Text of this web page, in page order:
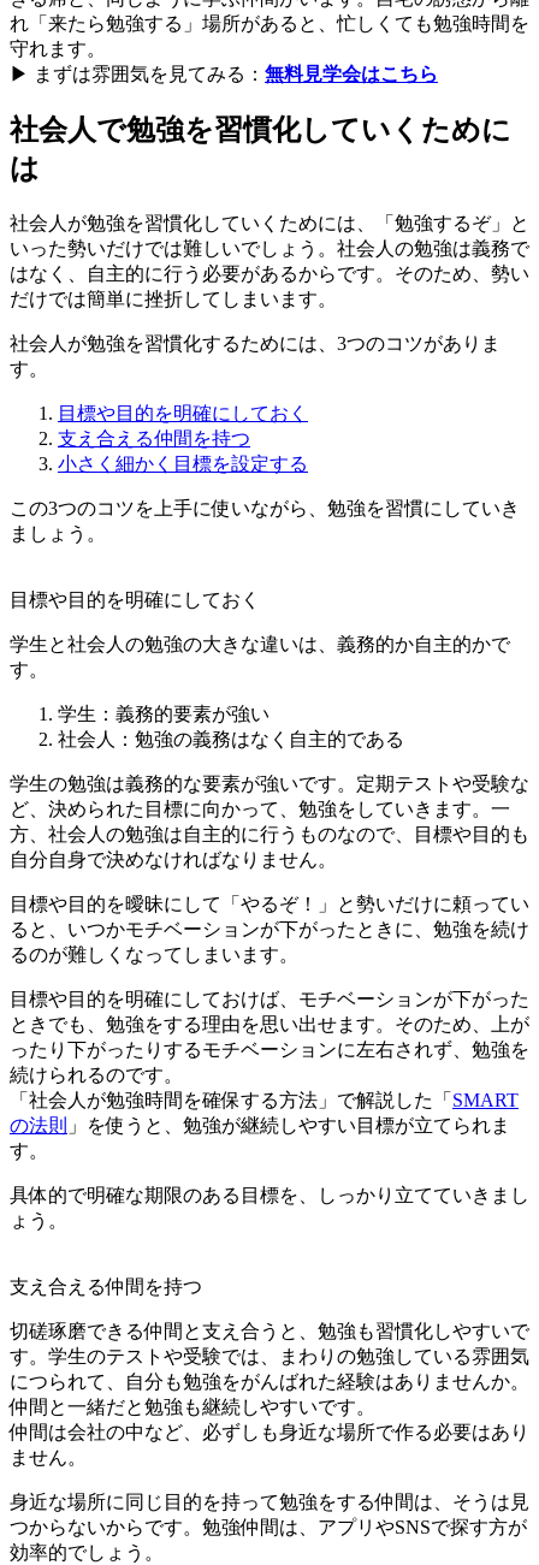
れ「来たら勉強する」場所があると、忙しくても勉強時間を
守れます。
▶︎ まずは雰囲気を見てみる： 無料見学会はこちら
社会人で勉強を習慣化していくために
は
社会人が勉強を習慣化していくためには、「勉強するぞ」と
いった勢いだけでは難しいでしょう。社会人の勉強は義務で
はなく、自主的に行う必要があるからです。そのため、勢い
だけでは簡単に挫折してしまいます。
社会人が勉強を習慣化するためには、3つのコツがありま
す。
目標や目的を明確にしておく
支え合える仲間を持つ
小さく細かく目標を設定する
この3つのコツを上手に使いながら、勉強を習慣にしていき
ましょう。
目標や目的を明確にしておく
学生と社会人の勉強の大きな違いは、義務的か自主的かで
す。
学生：義務的要素が強い
社会人：勉強の義務はなく自主的である
学生の勉強は義務的な要素が強いです。定期テストや受験な
ど、決められた目標に向かって、勉強をしていきます。一
方、社会人の勉強は自主的に行うものなので、目標や目的も
自分自身で決めなければなりません。
目標や目的を曖昧にして「やるぞ！」と勢いだけに頼ってい
ると、いつかモチベーションが下がったときに、勉強を続け
るのが難しくなってしまいます。
目標や目的を明確にしておけば、モチベーションが下がった
ときでも、勉強をする理由を思い出せます。そのため、上が
ったり下がったりするモチベーションに左右されず、勉強を
続けられるのです。
「社会人が勉強時間を確保する方法」で解説した「 SMART
の法則 」を使うと、勉強が継続しやすい目標が立てられま
す。
具体的で明確な期限のある目標を、しっかり立てていきまし
ょう。
支え合える仲間を持つ
切磋琢磨できる仲間と支え合うと、勉強も習慣化しやすいで
す。学生のテストや受験では、まわりの勉強している雰囲気
につられて、自分も勉強をがんばれた経験はありませんか。
仲間と一緒だと勉強も継続しやすいです。
仲間は会社の中など、必ずしも身近な場所で作る必要はあり
ません。
身近な場所に同じ目的を持って勉強をする仲間は、そうは見
つからないからです。勉強仲間は、アプリやSNSで探す方が
効率的でしょう。